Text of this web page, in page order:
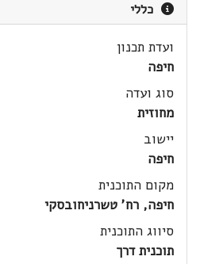
כללי
ועדת תכנון
חיפה
סוג ועדה
מחוזית
יישוב
חיפה
מקום התוכנית
חיפה, רח' טשרניחובסקי
סיווג התוכנית
תוכנית דרך